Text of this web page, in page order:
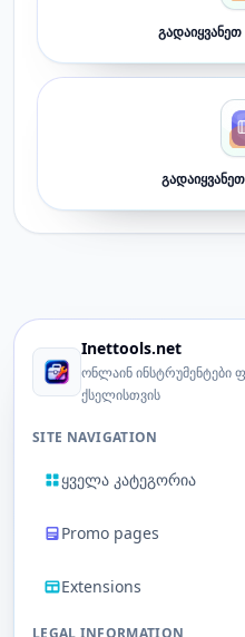
Inettools.net
ონლაინ ინსტრუმენტები
ქსელისთვის
SITE NAVIGATION
ყველა კატეგორია
Promo pages
Extensions
LEGAL INFORMATION